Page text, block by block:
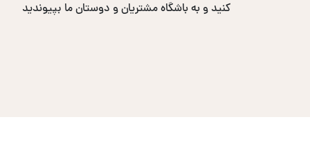
کنید و به باشگاه مشتریان و دوستان ما بپیوندید